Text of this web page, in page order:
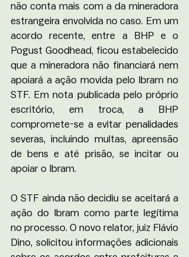
não conta mais com a da mineradora
estrangeira envolvida no caso. Em um
acordo recente, entre a BHP e o
Pogust Goodhead, ficou estabelecido
que a mineradora não financiará nem
apoiará a ação movida pelo Ibram no
STF. Em nota publicada pelo próprio
escritório, em troca, a BHP
compromete-se a evitar penalidades
severas, incluindo multas, apreensão
de bens e até prisão, se incitar ou
apoiar o Ibram.
O STF ainda não decidiu se aceitará a
ação do Ibram como parte legítima
no processo. O novo relator, juiz Flávio
Dino, solicitou informações adicionais